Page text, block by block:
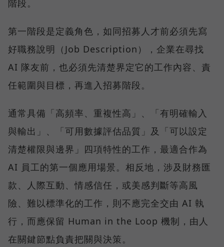
階段。
第一階段是定義角色，如同招募人才前必須先寫
好職務說明（Job Description），企業在尋找
AI 隊友前，也必須先清楚界定它的工作內容、責
任範圍與目標，再進入招募階段。
通常具備「高頻率、重複性高」、「有明確輸入
與輸出」、「可用數據評估品質」及「可以設定
清楚權限與邊界」四項特性的工作，最適合作為
AI 員工的第一個應用場景。相反地，涉及財務匯
款、人際互動、情感信任，或美感判斷等高風
險、難以標準化的工作，則不應完全交由 AI 執
行，而應保留 Human in the Loop 機制，由人
在關鍵節點負責把關與決策。